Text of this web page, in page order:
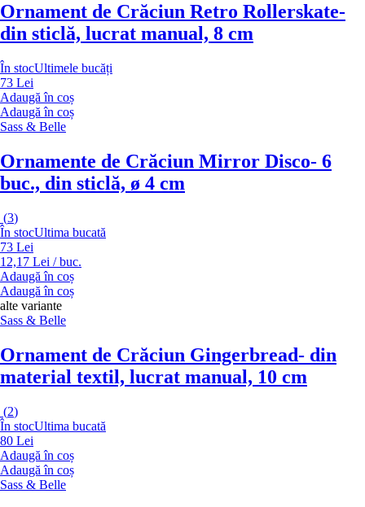
Ornament de Crăciun Retro Rollerskate-
din sticlă, lucrat manual, 8 cm
În stocUltimele bucăți
73 Lei
Adaugă în coș
Adaugă în coș
Sass & Belle
Ornamente de Crăciun Mirror Disco- 6
buc., din sticlă, ø 4 cm
(3)
În stocUltima bucată
73 Lei
12,17 Lei / buc.
Adaugă în coș
Adaugă în coș
alte variante
Sass & Belle
Ornament de Crăciun Gingerbread- din
material textil, lucrat manual, 10 cm
(2)
În stocUltima bucată
80 Lei
Adaugă în coș
Adaugă în coș
Sass & Belle